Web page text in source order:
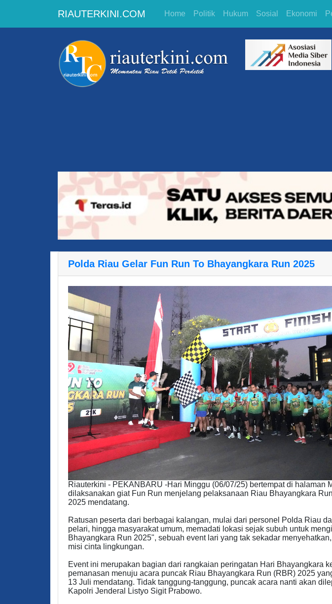
RIAUTERKINI.COM Home Politik Hukum Sosial Ekonomi
Polda Riau Gelar Fun Run To Bhayangkara Run 2025
Riauterkini - PEKANBARU -Hari Minggu (06/07/25) bertempat di halaman
dilaksanakan giat Fun Run menjelang pelaksanaan Riau Bhayangkara
2025 mendatang.
Ratusan peserta dari berbagai kalangan, mulai dari personel Polda Riau
pelari, hingga masyarakat umum, memadati lokasi sejak subuh untuk
Bhayangkara Run 2025", sebuah event lari yang tak sekadar
misi cinta lingkungan.
Event ini merupakan bagian dari rangkaian peringatan Hari Bhayangkara
pemanasan menuju acara puncak Riau Bhayangkara Run (RBR) 2025
13 Juli mendatang. Tidak tanggung-tanggung, puncak acara nanti akan
Kapolri Jenderal Listyo Sigit Prabowo.